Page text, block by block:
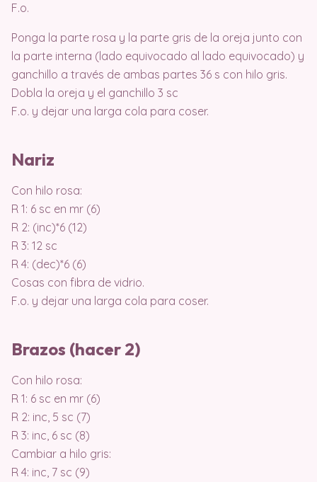
F.o.
Ponga la parte rosa y la parte gris de la oreja junto con
la parte interna (lado equivocado al lado equivocado) y
ganchillo a través de ambas partes 36 s con hilo gris.
Dobla la oreja y el ganchillo 3 sc
F.o. y dejar una larga cola para coser.
Nariz
Con hilo rosa:
R 1: 6 sc en mr (6)
R 2: (inc)*6 (12)
R 3: 12 sc
R 4: (dec)*6 (6)
Cosas con fibra de vidrio.
F.o. y dejar una larga cola para coser.
Brazos (hacer 2)⠀
Con hilo rosa:
R 1: 6 sc en mr (6)
R 2: inc, 5 sc (7)
R 3: inc, 6 sc (8)
Cambiar a hilo gris:
R 4: inc, 7 sc (9)